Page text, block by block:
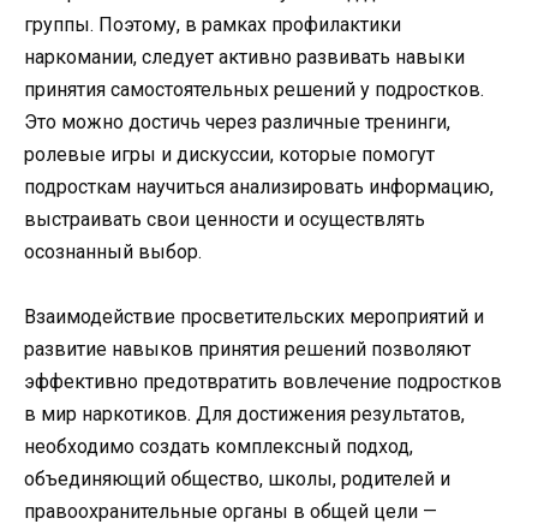
группы. Поэтому, в рамках профилактики
наркомании, следует активно развивать навыки
принятия самостоятельных решений у подростков.
Это можно достичь через различные тренинги,
ролевые игры и дискуссии, которые помогут
подросткам научиться анализировать информацию,
выстраивать свои ценности и осуществлять
осознанный выбор.
Взаимодействие просветительских мероприятий и
развитие навыков принятия решений позволяют
эффективно предотвратить вовлечение подростков
в мир наркотиков. Для достижения результатов,
необходимо создать комплексный подход,
объединяющий общество, школы, родителей и
правоохранительные органы в общей цели —